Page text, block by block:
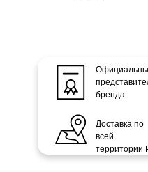
бренда
Доставка по
всей
территории